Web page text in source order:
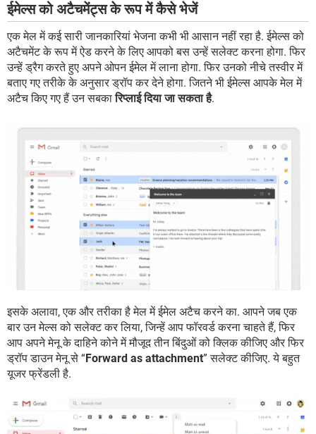
ईमेल्स को अटैचमेंट्स के रूप में कैसे भेजें
एक मेल में कई सारी जानकारियां भेजना कभी भी आसान नहीं रहा है. ईमेल्स को
अटैचमेंट के रूप में ऐड करने के लिए आपको बस उन्हें सलेक्ट करना होगा. फिर
उन्हें ड्रैग करते हुए अपने ओपन ईमेल में लाना होगा. फिर उनको नीचे तस्वीर में
बताए गए तरीके के अनुसार ड्रॉप कर देने होगा. जितने भी ईमेल्स आपके मेल में
अटैच किए गए हैं उन सबकारिप्लाई दिया जा सकता है.
इसके अलावा, एक और तरीका है मेल में ईमेल अटैच करने का. आपने जब एक
बार उन मेल्स को सलेक्ट कर लिया, जिन्हें आप फॉरवर्ड करना चाहते हैं, फिर
आप अपने मेनू के दाहिने कोने में मौजूद तीन बिंदुओं को क्लिक कीजिए और फिर
ड्रॉप डाउन मेनू से “Forward as attachment” सलेक्ट कीजिए. ये बहुत
यूजर फ्रेंडली है.